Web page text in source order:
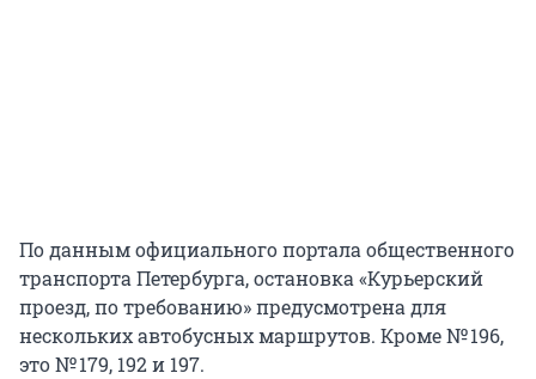
По данным официального портала общественного
транспорта Петербурга, остановка «Курьерский
проезд, по требованию» предусмотрена для
нескольких автобусных маршрутов. Кроме № 196,
это № 179, 192 и 197.